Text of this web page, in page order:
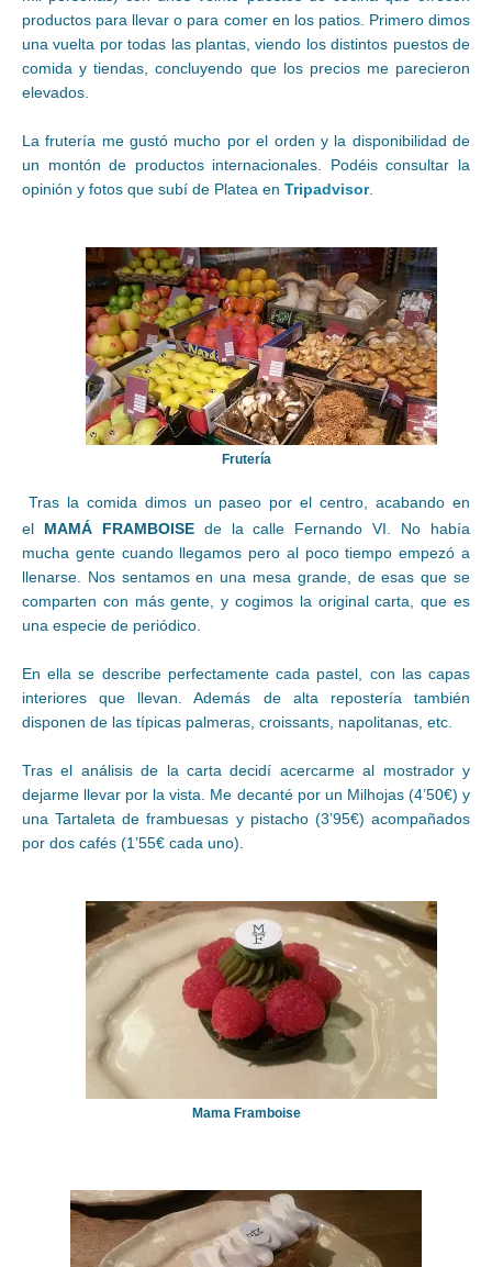
productos para llevar o para comer en los patios. Primero dimos
una vuelta por todas las plantas, viendo los distintos puestos de
comida y tiendas, concluyendo que los precios me parecieron
elevados.
La frutería me gustó mucho por el orden y la disponibilidad de
un montón de productos internacionales. Podéis consultar la
opinión y fotos que subí de Platea en Tripadvisor.
Frutería
Tras la comida dimos un paseo por el centro, acabando en
el MAMÁ FRAMBOISEde la calle Fernando VI. No había
mucha gente cuando llegamos pero al poco tiempo empezó a
llenarse. Nos sentamos en una mesa grande, de esas que se
comparten con más gente, y cogimos la original carta, que es
una especie de periódico.
En ella se describe perfectamente cada pastel, con las capas
interiores que llevan. Además de alta repostería también
disponen de las típicas palmeras, croissants, napolitanas, etc.
Tras el análisis de la carta decidí acercarme al mostrador y
dejarme llevar por la vista. Me decanté por un Milhojas (4’50€) y
una Tartaleta de frambuesas y pistacho (3’95€) acompañados
por dos cafés (1’55€ cada uno).
Mama Framboise